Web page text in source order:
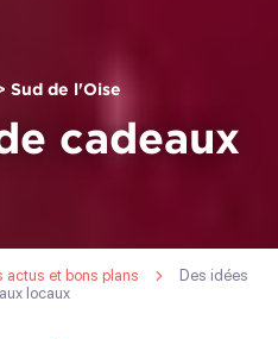
Sud de l'Oise
cadeaux
actus et bons plans
Des idées
locaux